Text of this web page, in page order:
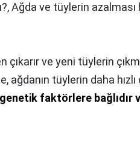
Ağda ve tüylerin azalması
ve yeni tüylerin
ağdanın tüylerin daha hızlı
faktörlere bağlıdır